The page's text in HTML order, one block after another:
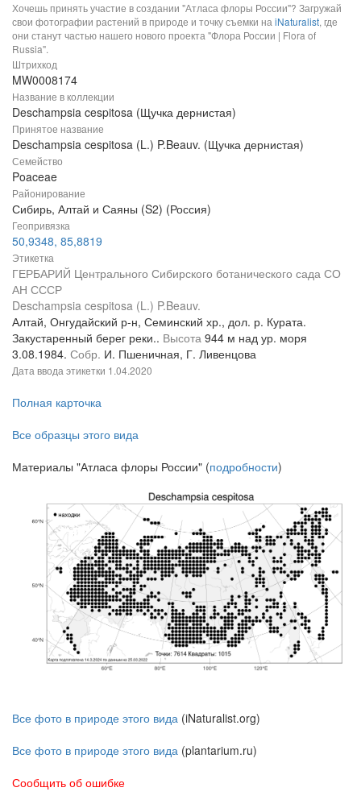
Хочешь принять участие в создании "Атласа флоры России"? Загружай
свои фотографии растений в природе и точку съемки наiNaturalist, где
они станут частью нашего нового проекта "Флора России | Flora of
Russia".
Штрихкод
MW0008174
Название в коллекции
Deschampsia cespitosa (Щучка дернистая)
Принятое название
Deschampsia cespitosa (L.) P.Beauv. (Щучка дернистая)
Семейство
Poaceae
Районирование
Сибирь, Алтай и Саяны (S2) (Россия)
Геопривязка
50,9348, 85,8819
Этикетка
ГЕРБАРИЙ Центрального Сибирского ботанического сада СО
АН СССР
Deschampsia cespitosa (L.) P.Beauv.
Алтай, Онгудайский р-н, Семинский хр., дол. р. Курата.
Закустаренный берег реки.. Высота 944 м над ур. моря
3.08.1984. Собр. И. Пшеничная, Г. Ливенцова
Дата ввода этикетки 1.04.2020
Полная карточка
Все образцы этого вида
Материалы "Атласа флоры России" (подробности)
Все фото в природе этого вида (iNaturalist.org)
Все фото в природе этого вида (plantarium.ru)
Сообщить об ошибке